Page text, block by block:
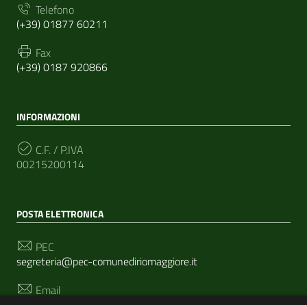
Telefono
(+39) 01877 60211
Fax
(+39) 0187 920866
INFORMAZIONI
C.F. / P.IVA
00215200114
POSTA ELETTRONICA
PEC
segreteria@pec-comunediriomaggiore.it
Email